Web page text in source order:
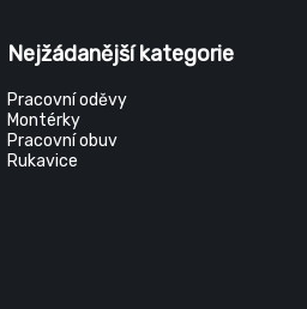
Nejžádanější kategorie
Pracovní oděvy
Montérky
Pracovní obuv
Rukavice